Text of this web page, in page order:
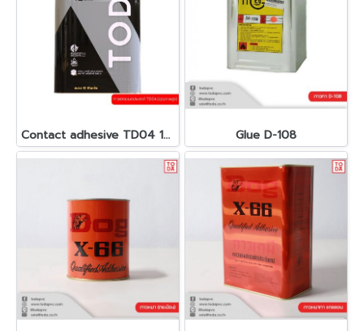
Contact adhesive TD04 12KG (High quality) Glue D-108